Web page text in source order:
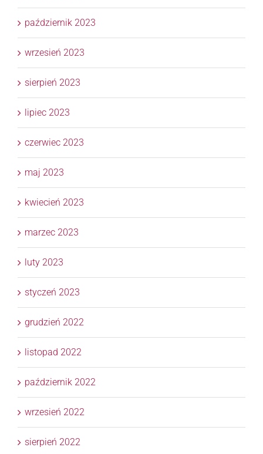
październik 2023
wrzesień 2023
sierpień 2023
lipiec 2023
czerwiec 2023
maj 2023
kwiecień 2023
marzec 2023
luty 2023
styczeń 2023
grudzień 2022
listopad 2022
październik 2022
wrzesień 2022
sierpień 2022